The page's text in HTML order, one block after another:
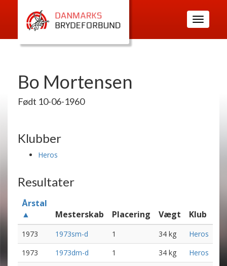
Toggle
navigation
Bo Mortensen
Født 10-06-1960
Klubber
Heros
Resultater
Årstal
▲
Mesterskab Placering Vægt Klub
1973 1973sm-d 1 34 kg
Heros
1973
1973dm-d 1 34 kg
Heros